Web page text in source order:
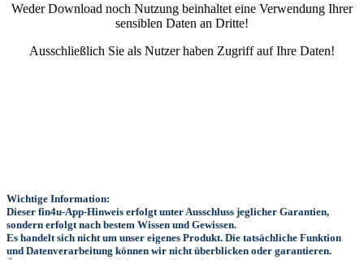
Weder Download noch Nutzung beinhaltet eine Verwendung Ihrer
sensiblen Daten an Dritte!
Ausschließlich Sie als Nutzer haben Zugriff auf Ihre Daten!
Wichtige Information:
Dieser fin4u-App-Hinweis erfolgt unter Ausschluss jeglicher Garantien,
sondern erfolgt nach bestem Wissen und Gewissen.
Es handelt sich nicht um unser eigenes Produkt. Die tatsächliche Funktion
und Datenverarbeitung können wir nicht überblicken oder garantieren.